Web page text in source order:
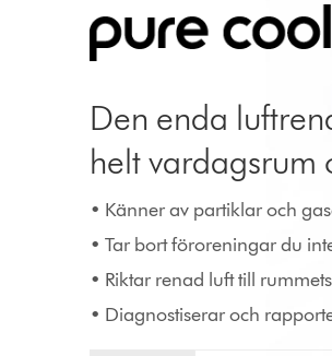
Den enda
helt vardagsrum
• Känner av partiklar och
• Tar bort föroreningar du
• Riktar renad luft till
• Diagnostiserar och